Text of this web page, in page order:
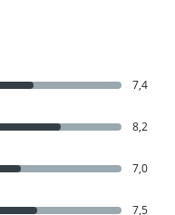
7,4
8,2
7,0
7,5